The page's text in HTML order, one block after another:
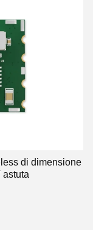
di dimensione